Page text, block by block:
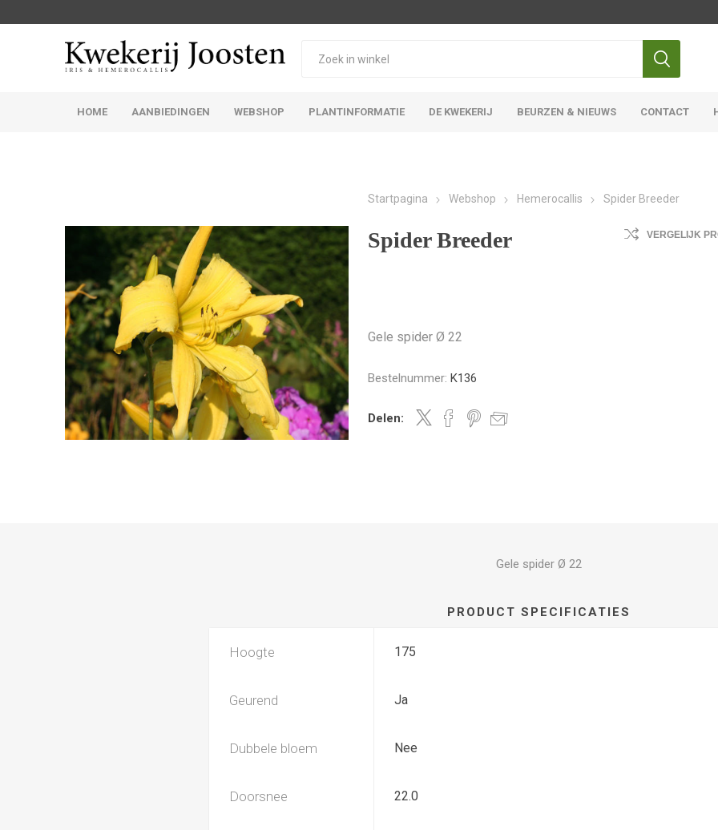
HOME AANBIEDINGEN WEBSHOP PLANTINFORMATIE DE KWEKERIJ BEURZEN & NIEUWS CONTACT
Startpagina Webshop Hemerocallis Spider Breeder
Spider Breeder VERGELIJK
Gele spider Ø 22
Bestelnummer: K136
Delen:
Gele spider Ø 22
PRODUCT SPECIFICATIES
Hoogte 175
Geurend Ja
Dubbele bloem Nee
Doorsnee 22.0